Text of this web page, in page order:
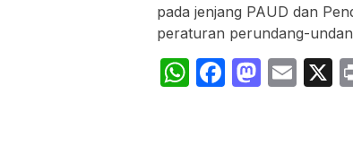
pada jenjang PAUD dan
peraturan perundang-
WhatsApp X